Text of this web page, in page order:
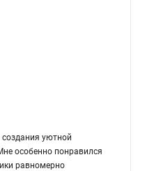
создания уютной
особенно понравился
равномерно